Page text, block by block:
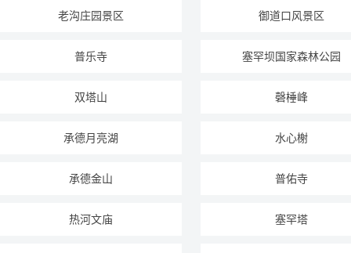
老沟庄园景区 御道口风景区
普乐寺 塞罕坝国家森林公园
双塔山 磬棰峰
承德月亮湖 水心榭
承德金山 普佑寺
热河文庙 塞罕塔